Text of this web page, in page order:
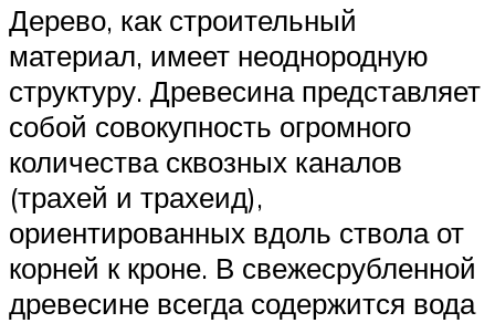
Дерево, как строительный
материал, имеет неоднородную
структуру. Древесина представляет
собой совокупность огромного
количества сквозных каналов
(трахей и трахеид),
ориентированных вдоль ствола от
корней к кроне. В свежесрубленной
древесине всегда содержится вода